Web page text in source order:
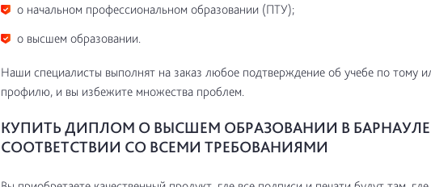
о начальном профессиональном образовании (ПТУ);
о высшем образовании.
Наши специалисты выполнят на заказ любое подтверждение об учебе по тому
профилю, и вы избежите множества проблем.
КУПИТЬ ДИПЛОМ О ВЫСШЕМ ОБРАЗОВАНИИ В БАРНАУЛЕ
СООТВЕТСТВИИ СО ВСЕМИ ТРЕБОВАНИЯМИ